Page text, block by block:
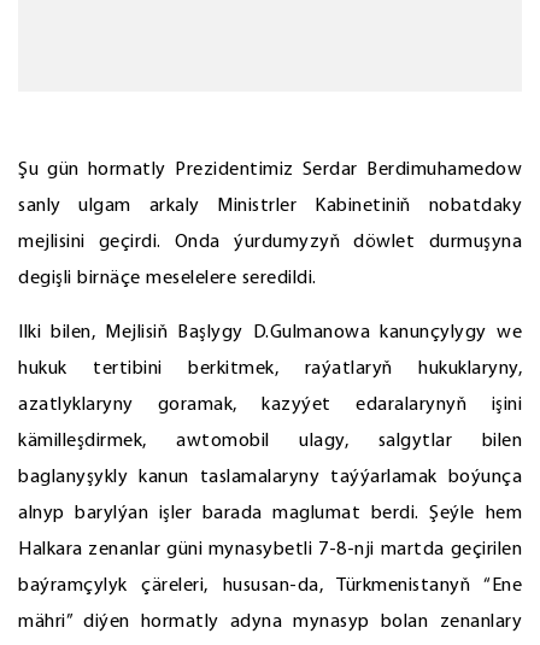
Şu gün hormatly Prezidentimiz Serdar Berdimuhamedow
sanly ulgam arkaly Ministrler Kabinetiniň nobatdaky
mejlisini geçirdi. Onda ýurdumyzyň döwlet durmuşyna
degişli birnäçe meselelere seredildi.
Ilki bilen, Mejlisiň Başlygy D.Gulmanowa kanunçylygy we
hukuk tertibini berkitmek, raýatlaryň hukuklaryny,
azatlyklaryny goramak, kazyýet edaralarynyň işini
kämilleşdirmek, awtomobil ulagy, salgytlar bilen
baglanyşykly kanun taslamalaryny taýýarlamak boýunça
alnyp barylýan işler barada maglumat berdi. Şeýle hem
Halkara zenanlar güni mynasybetli 7-8-nji martda geçirilen
baýramçylyk çäreleri, hususan-da, Türkmenistanyň “Ene
mähri” diýen hormatly adyna mynasyp bolan zenanlary